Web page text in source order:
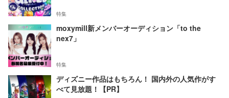
特集
moxymill新メンバーオーディション「to the
nex7」
特集
ディズニー作品はもちろん！ 国内外の人気作がす
べて見放題！【PR】